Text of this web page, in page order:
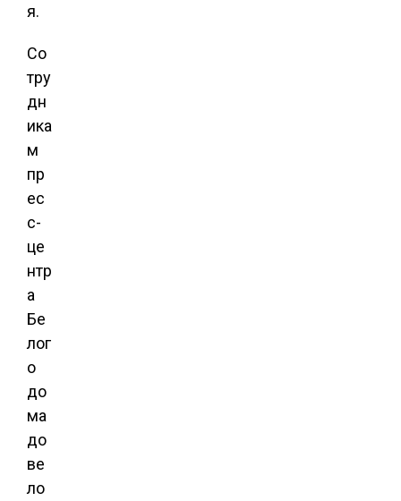
я.
Со
тру
дн
ика
м
пр
ес
с-
це
нтр
а
Бе
лог
о
до
ма
до
ве
ло